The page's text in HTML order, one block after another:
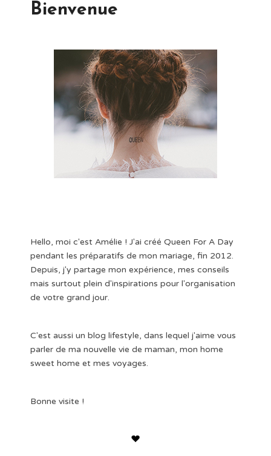
Bienvenue
Hello, moi c'est Amélie ! J'ai créé Queen For A Day
pendant les préparatifs de mon mariage, fin 2012.
Depuis, j'y partage mon expérience, mes conseils
mais surtout plein d'inspirations pour l'organisation
de votre grand jour.
C'est aussi un blog lifestyle, dans lequel j'aime vous
parler de ma nouvelle vie de maman, mon home
sweet home et mes voyages.
Bonne visite !